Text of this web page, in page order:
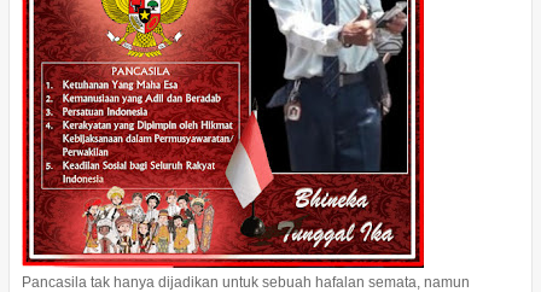
Pancasila tak hanya dijadikan untuk sebuah hafalan semata, namun